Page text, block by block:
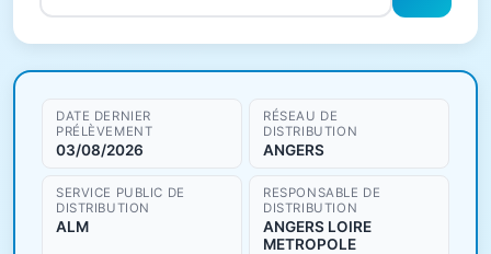
Résultats de qualité de l'eau
DATE DERNIER
PRÉLÈVEMENT
03/08/2026
RÉSEAU DE
DISTRIBUTION
ANGERS
SERVICE PUBLIC DE
DISTRIBUTION
ALM
RESPONSABLE DE
DISTRIBUTION
ANGERS LOIRE
METROPOLE